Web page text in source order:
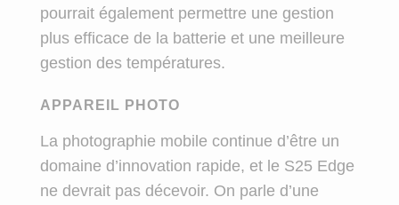
pourrait également permettre une gestion
plus efficace de la batterie et une meilleure
gestion des températures.
APPAREIL PHOTO
La photographie mobile continue d’être un
domaine d’innovation rapide, et le S25 Edge
ne devrait pas décevoir. On parle d’une